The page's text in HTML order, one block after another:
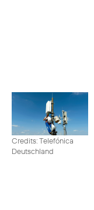
Credits: Telefónica
Deutschland